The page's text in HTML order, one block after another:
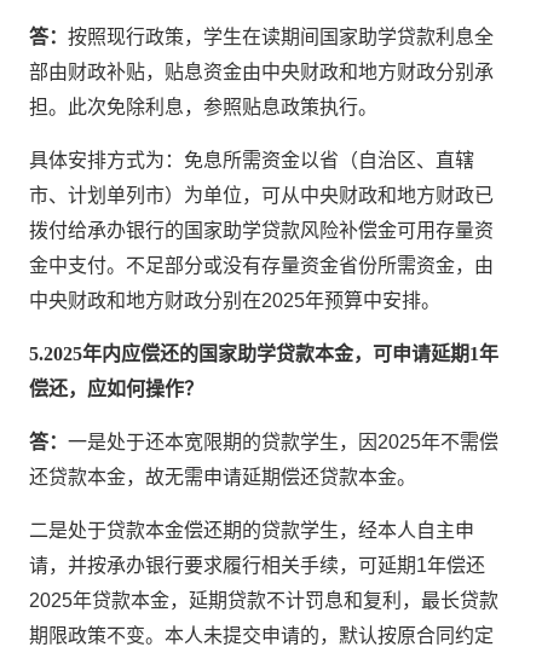
答：按照现行政策，学生在读期间国家助学贷款利息全
部由财政补贴，贴息资金由中央财政和地方财政分别承
担。此次免除利息，参照贴息政策执行。
具体安排方式为：免息所需资金以省（自治区、直辖
市、计划单列市）为单位，可从中央财政和地方财政已
拨付给承办银行的国家助学贷款风险补偿金可用存量资
金中支付。不足部分或没有存量资金省份所需资金，由
中央财政和地方财政分别在2025年预算中安排。
5.2025年内应偿还的国家助学贷款本金，可申请延期1年
偿还，应如何操作？
答：一是处于还本宽限期的贷款学生，因2025年不需偿
还贷款本金，故无需申请延期偿还贷款本金。
二是处于贷款本金偿还期的贷款学生，经本人自主申
请，并按承办银行要求履行相关手续，可延期1年偿还
2025年贷款本金，延期贷款不计罚息和复利，最长贷款
期限政策不变。本人未提交申请的，默认按原合同约定